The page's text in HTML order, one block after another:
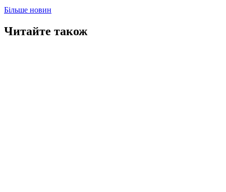
Більше новин
Читайте також